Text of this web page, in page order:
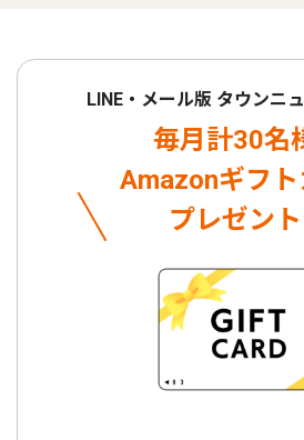
LINE・メール版 タウンニ
毎月計30名
Amazonギフト
プレゼント